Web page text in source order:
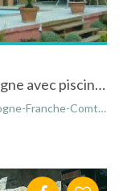
Location gîtes à Chevannes - Bourgogne avec piscine extérieure et couverte en pleine région viticole
Comté, France